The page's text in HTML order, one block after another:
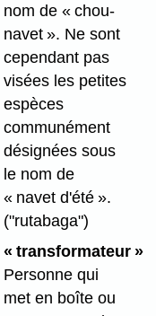
nom de « chou-
navet ». Ne sont
cependant pas
visées les petites
espèces
communément
désignées sous
le nom de
« navet d'été ».
("rutabaga")
« transformateur »
Personne qui
met en boîte ou